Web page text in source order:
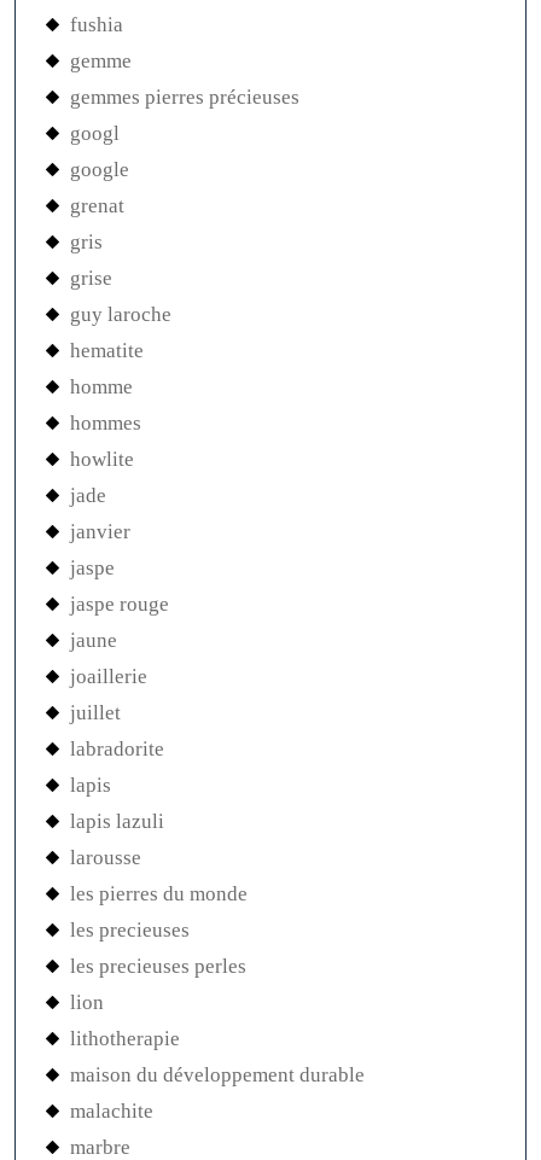
fushia
gemme
gemmes pierres précieuses
googl
google
grenat
gris
grise
guy laroche
hematite
homme
hommes
howlite
jade
janvier
jaspe
jaspe rouge
jaune
joaillerie
juillet
labradorite
lapis
lapis lazuli
larousse
les pierres du monde
les precieuses
les precieuses perles
lion
lithotherapie
maison du développement durable
malachite
marbre